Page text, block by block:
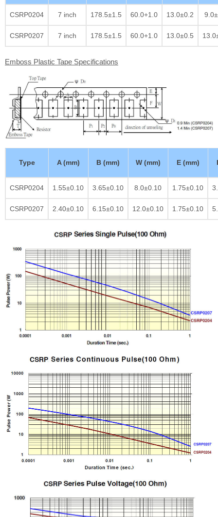
CSRP0204 7 inch 178.5±1.5 60.0+1.0 13.0±0.2
CSRP0207 7 inch 178.5±1.5 60.0+1.0 13.0±0.5
Emboss Plastic Tape Specifications
Type A (mm) B (mm) W (mm) E (mm)
CSRP0204 1.55±0.10 3.65±0.10 8.0±0.10 1.75±0.10
CSRP0207 2.40±0.10 6.15±0.10 12.0±0.10 1.75±0.10